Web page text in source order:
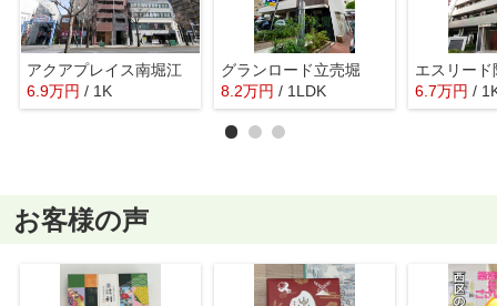
アクアプレイス南堀江
6.9万円 / 1K
グランロード立売堀
8.2万円 / 1LDK 6.7万円 /
お客様の声